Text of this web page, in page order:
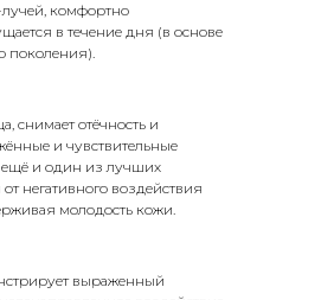
комфортно
в течение дня (в основе
поколения).
снимает отёчность и
и чувствительные
ещё и один из лучших
негативного воздействия
молодость кожи.
выраженный